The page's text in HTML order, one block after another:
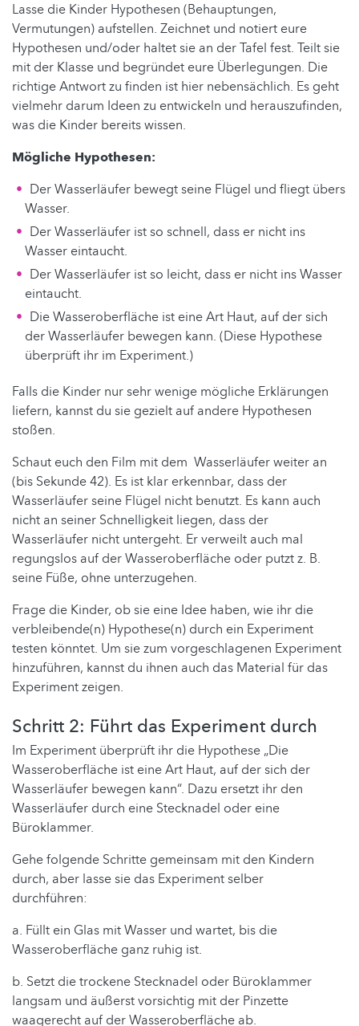
Lasse die Kinder Hypothesen (Behauptungen,
Vermutungen) aufstellen. Zeichnet und notiert eure
Hypothesen und/oder haltet sie an der Tafel fest. Teilt sie
mit der Klasse und begründet eure Überlegungen. Die
richtige Antwort zu finden ist hier nebensächlich. Es geht
vielmehr darum Ideen zu entwickeln und herauszufinden,
was die Kinder bereits wissen.
Mögliche Hypothesen:
Der Wasserläufer bewegt seine Flügel und fliegt übers
Wasser.
Der Wasserläufer ist so schnell, dass er nicht ins
Wasser eintaucht.
Der Wasserläufer ist so leicht, dass er nicht ins Wasser
eintaucht.
Die Wasseroberfläche ist eine Art Haut, auf der sich
der Wasserläufer bewegen kann. (Diese Hypothese
überprüft ihr im Experiment.)
Falls die Kinder nur sehr wenige mögliche Erklärungen
liefern, kannst du sie gezielt auf andere Hypothesen
stoßen.
Schaut euch den Film mit dem Wasserläufer weiter an
(bis Sekunde 42). Es ist klar erkennbar, dass der
Wasserläufer seine Flügel nicht benutzt. Es kann auch
nicht an seiner Schnelligkeit liegen, dass der
Wasserläufer nicht untergeht. Er verweilt auch mal
regungslos auf der Wasseroberfläche oder putzt z. B.
seine Füße, ohne unterzugehen.
Frage die Kinder, ob sie eine Idee haben, wie ihr die
verbleibende(n) Hypothese(n) durch ein Experiment
testen könntet. Um sie zum vorgeschlagenen Experiment
hinzuführen, kannst du ihnen auch das Material für das
Experiment zeigen.
Schritt 2: Führt das Experiment durch
Im Experiment überprüft ihr die Hypothese „Die
Wasseroberfläche ist eine Art Haut, auf der sich der
Wasserläufer bewegen kann“. Dazu ersetzt ihr den
Wasserläufer durch eine Stecknadel oder eine
Büroklammer.
Gehe folgende Schritte gemeinsam mit den Kindern
durch, aber lasse sie das Experiment selber
durchführen:
a. Füllt ein Glas mit Wasser und wartet, bis die
Wasseroberfläche ganz ruhig ist.
b. Setzt die trockene Stecknadel oder Büroklammer
langsam und äußerst vorsichtig mit der Pinzette
waagerecht auf der Wasseroberfläche ab.